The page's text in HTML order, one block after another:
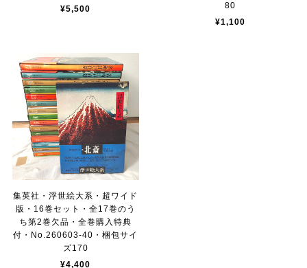
¥5,500
80
¥1,100
集英社・浮世絵大系・超ワイド
版・16巻セット・全17巻のう
ち第2巻欠品・全巻購入特典
付・No.260603-40・梱包サイ
ズ170
¥4,400